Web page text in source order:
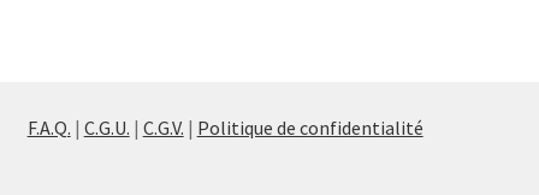
F.A.Q. | C.G.U. | C.G.V. | Politique de confidentialité